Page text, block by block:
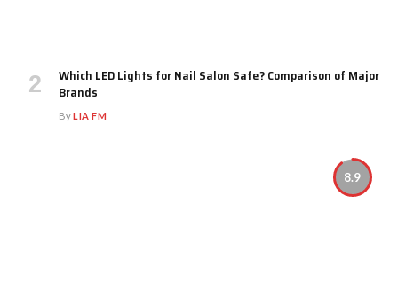
Which LED Lights for Nail Salon Safe? Comparison of Major
Brands
ByLIA FM
8.9